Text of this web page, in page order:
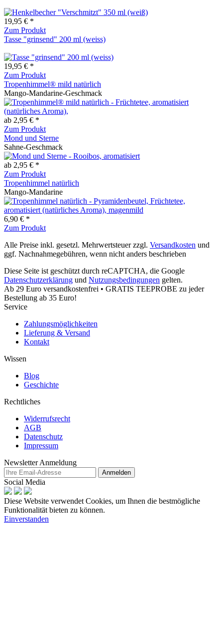
19,95 € *
Zum Produkt
Tasse "grinsend" 200 ml (weiss)
19,95 € *
Zum Produkt
Tropenhimmel® mild natürlich
Mango-Mandarine-Geschmack
ab 2,95 € *
Zum Produkt
Mond und Sterne
Sahne-Geschmack
ab 2,95 € *
Zum Produkt
Tropenhimmel natürlich
Mango-Mandarine
6,90 € *
Zum Produkt
Alle Preise inkl. gesetzl. Mehrwertsteuer zzgl. Versandkosten und
ggf. Nachnahmegebühren, wenn nicht anders beschrieben
Diese Seite ist geschützt durch reCAPTCHA, die Google
Datenschutzerklärung und Nutzungsbedingungen gelten.
Ab 29 Euro versandkostenfrei • GRATIS TEEPROBE zu jeder
Bestellung ab 35 Euro!
Service
Zahlungsmöglichkeiten
Lieferung & Versand
Kontakt
Wissen
Blog
Geschichte
Rechtliches
Widerrufsrecht
AGB
Datenschutz
Impressum
Newsletter Anmeldung
Anmelden
Social Media
Diese Website verwendet Cookies, um Ihnen die bestmögliche
Funktionalität bieten zu können.
Einverstanden